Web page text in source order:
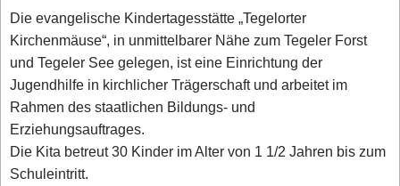
Die evangelische Kindertagesstätte „Tegelorter
Kirchenmäuse“, in unmittelbarer Nähe zum Tegeler Forst
und Tegeler See gelegen, ist eine Einrichtung der
Jugendhilfe in kirchlicher Trägerschaft und arbeitet im
Rahmen des staatlichen Bildungs- und
Erziehungsauftrages.
Die Kita betreut 30 Kinder im Alter von 1 1/2 Jahren bis zum
Schuleintritt.